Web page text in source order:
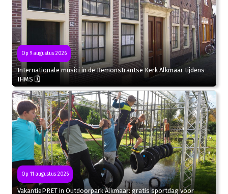
Op 9 augustus 2026
Internationale musici in de Remonstrantse Kerk Alkmaar tijdens
IHMS 🗓
Op 11 augustus 2026
VakantiePRET in Outdoorpark Alkmaar: gratis sportdag voor